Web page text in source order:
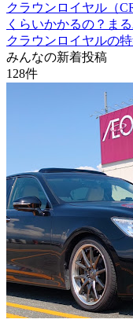
クラウンロイヤル（
くらいかかるの？ま
クラウンロイヤルの
みんなの新着投稿
128件